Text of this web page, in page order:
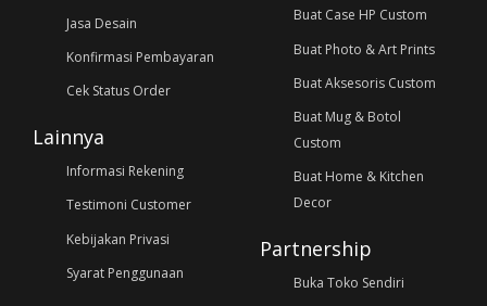
Jasa Desain
Konfirmasi Pembayaran
Cek Status Order
Lainnya
Informasi Rekening
Testimoni Customer
Kebijakan Privasi
Syarat Penggunaan
Buat Case HP Custom
Buat Photo & Art Prints
Buat Aksesoris Custom
Buat Mug & Botol
Custom
Buat Home & Kitchen
Decor
Partnership
Buka Toko Sendiri